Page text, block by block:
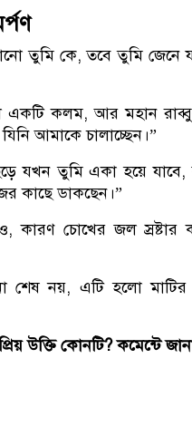
তুমি কে, তবে তুমি জেনে
একটি কলম, আর মহান
আমাকে চালাচ্ছেন।”
যখন তুমি একা হয়ে
কাছে ডাকছেন।”
কারণ চোখের জল
নয়, এটি হলো মাটির
উক্তি কোনটি? কমেন্টে